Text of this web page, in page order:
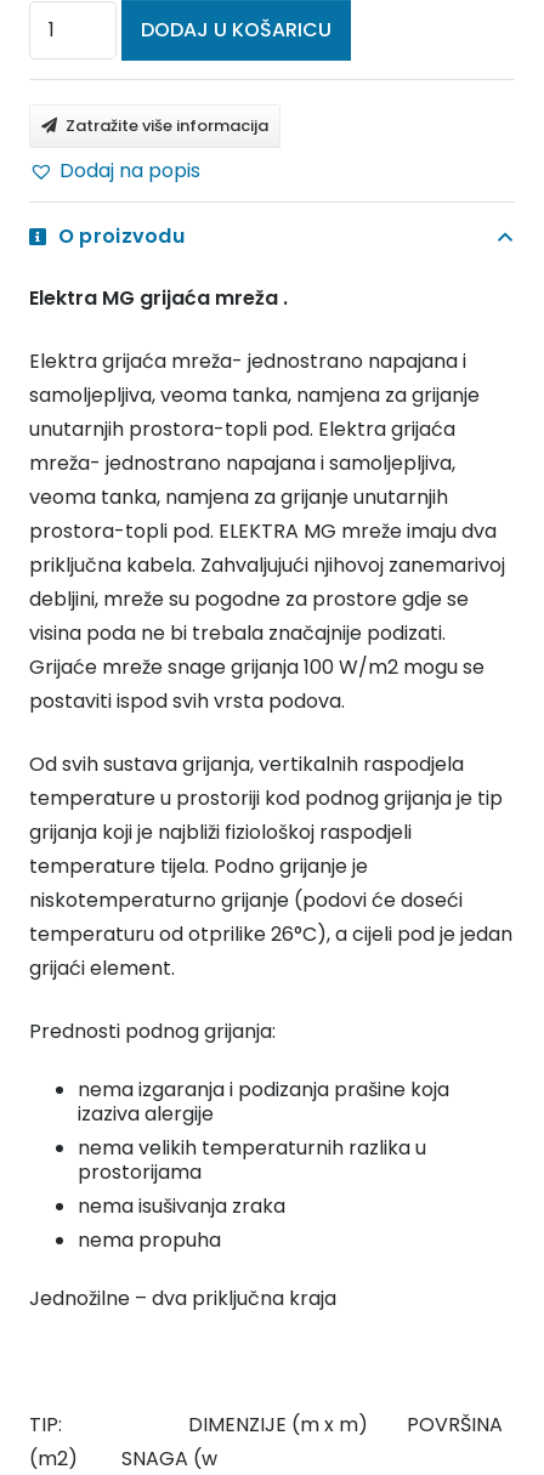
ELEKTRA
MG
Grijaće
mreže
160/1,5
DODAJ U KOŠARICU
Zatražite više informacija
Dodaj na popis
O proizvodu
Elektra MG grijaća mreža .
Elektra grijaća mreža- jednostrano napajana i
samoljepljiva, veoma tanka, namjena za grijanje
unutarnjih prostora-topli pod. Elektra grijaća
mreža- jednostrano napajana i samoljepljiva,
veoma tanka, namjena za grijanje unutarnjih
prostora-topli pod. ELEKTRA MG mreže imaju dva
priključna kabela. Zahvaljujući njihovoj zanemarivoj
debljini, mreže su pogodne za prostore gdje se
visina poda ne bi trebala značajnije podizati.
Grijaće mreže snage grijanja 100 W/m2 mogu se
postaviti ispod svih vrsta podova.
Od svih sustava grijanja, vertikalnih raspodjela
temperature u prostoriji kod podnog grijanja je tip
grijanja koji je najbliži fiziološkoj raspodjeli
temperature tijela. Podno grijanje je
niskotemperaturno grijanje (podovi će doseći
temperaturu od otprilike 26°C), a cijeli pod je jedan
grijaći element.
Prednosti podnog grijanja:
nema izgaranja i podizanja prašine koja
izaziva alergije
nema velikih temperaturnih razlika u
prostorijama
nema isušivanja zraka
nema propuha
Jednožilne – dva priključna kraja
TIP: DIMENZIJE (m x m) POVRŠINA
(m2) SNAGA (w